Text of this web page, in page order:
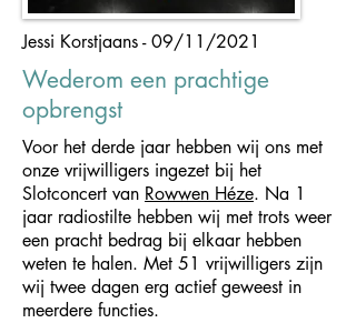
Jessi Korstjaans - 09/11/2021
Wederom een prachtige
opbrengst
Voor het derde jaar hebben wij ons met
onze vrijwilligers ingezet bij het
Slotconcert van Rowwen Héze. Na 1
jaar radiostilte hebben wij met trots weer
een pracht bedrag bij elkaar hebben
weten te halen. Met 51 vrijwilligers zijn
wij twee dagen erg actief geweest in
meerdere functies.